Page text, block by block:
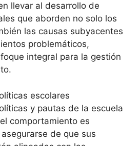
llevar al desarrollo de
que aborden no solo los
las causas subyacentes
problemáticos,
integral para la gestión
escolares
y pautas de la escuela
comportamiento es
de que sus